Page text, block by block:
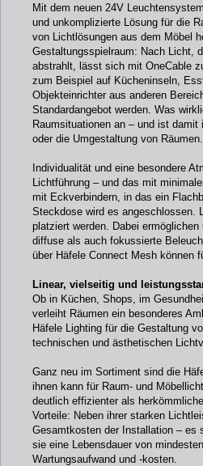
Mit dem neuen 24V
und unkomplizierte Lösung für die
von Lichtlösungen aus dem Möbel
Gestaltungsspielraum: Nach Licht,
abstrahlt, lässt sich mit OneCable
zum Beispiel auf Kücheninseln,
Objekteinrichter aus anderen
Standardangebot werden. Was
Raumsituationen an – und ist
oder die Umgestaltung von Räumen.
Individualität und eine besondere
Lichtführung – und das mit
mit Eckverbindern, in das ein
Steckdose wird es angeschlossen.
platziert werden. Dabei
diffuse als auch fokussierte
über Häfele Connect Mesh können
Linear, vielseitig und
Ob in Küchen, Shops, im
verleiht Räumen ein besonderes
Häfele Lighting für die Gestaltung
technischen und ästhetischen
Ganz neu im Sortiment sind die
ihnen kann für Raum- und
deutlich effizienter als
Vorteile: Neben ihrer starken
Gesamtkosten der Installation – es
sie eine Lebensdauer von
Wartungsaufwand und -kosten.